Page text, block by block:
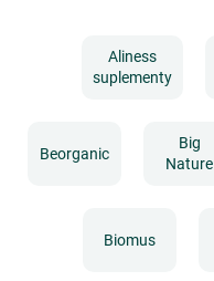
Aliness
suplementy
Beorganic
Big
Nature
Biomus